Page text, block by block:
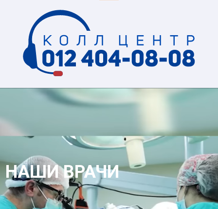
НАШИ ВРАЧИ